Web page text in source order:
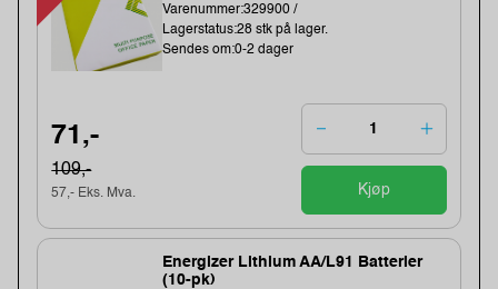
Varenummer:329900 /
Lagerstatus:28 stk på lager.
Sendes om:0-2 dager
71,-
109,-
57,- Eks. Mva. Kjøp
Energizer Lithium AA/L91 Batterier
(10-pk)